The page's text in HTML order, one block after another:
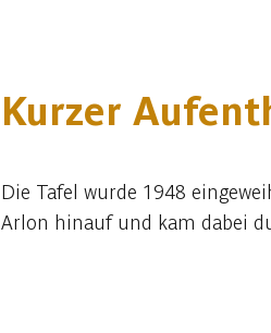
Kurzer
Die Tafel wurde 1948
Arlon hinauf und kam dabei